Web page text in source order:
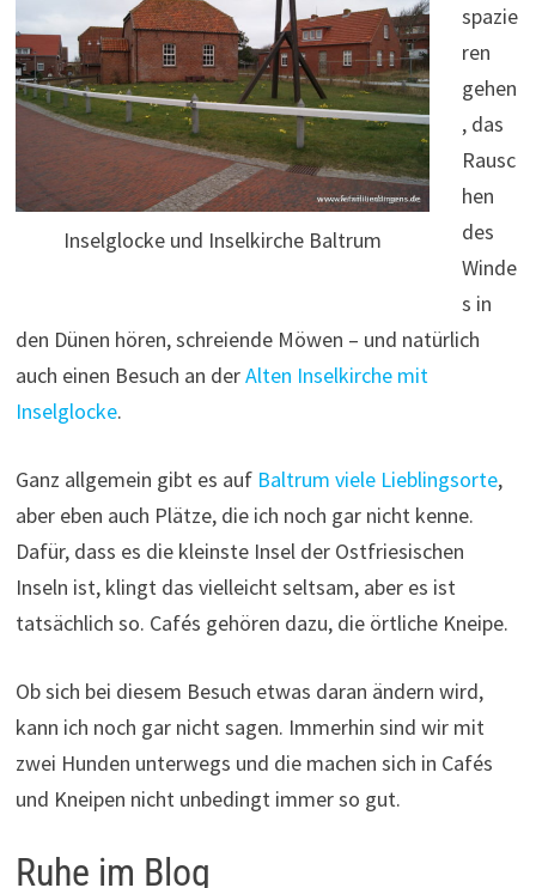
Inselglocke und Inselkirche Baltrum
spazie
ren
gehen
, das
Rausc
hen
des
Winde
s in
den Dünen hören, schreiende Möwen – und natürlich
auch einen Besuch an derAlten Inselkirche mit
Inselglocke.
Ganz allgemein gibt es auf Baltrum viele Lieblingsorte,
aber eben auch Plätze, die ich noch gar nicht kenne.
Dafür, dass es die kleinste Insel der Ostfriesischen
Inseln ist, klingt das vielleicht seltsam, aber es ist
tatsächlich so. Cafés gehören dazu, die örtliche Kneipe.
Ob sich bei diesem Besuch etwas daran ändern wird,
kann ich noch gar nicht sagen. Immerhin sind wir mit
zwei Hunden unterwegs und die machen sich in Cafés
und Kneipen nicht unbedingt immer so gut.
Ruhe im Blog